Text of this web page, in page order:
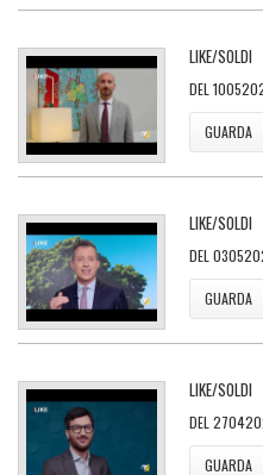
LIKE/SOLDI
DEL
GUARDA
LIKE/SOLDI
DEL
GUARDA
LIKE/SOLDI
DEL
GUARDA